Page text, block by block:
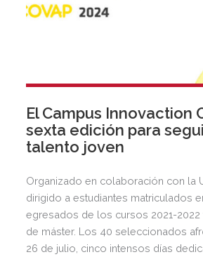
El Campus Innovaction
sexta edición para
talento joven
Organizado en colaboración con la
dirigido a estudiantes matriculados
egresados de los cursos 2021-
de máster. Los 40 seleccionados
26 de julio, cinco intensos días